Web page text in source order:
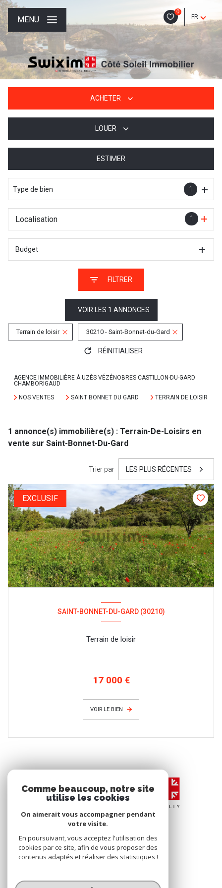
0
FR
MENU
ACHETER
De l'immo pro
LOUER
De l'immo pro
ESTIMER
Type de bien 1
1
Localisation
Budget
FILTRER
VOIR LES 1 ANNONCES
Terrain de loisir 30210 - Saint-Bonnet-du-Gard
RÉINITIALISER
AGENCE IMMOBILIÈRE À UZÈS VÉZÉNOBRES CASTILLON-DU-GARD
CHAMBORIGAUD
NOS VENTES
SAINT BONNET DU GARD TERRAIN DE LOISIR
1 annonce(s) immobilière(s) : Terrain-De-Loisirs en
vente sur Saint-Bonnet-Du-Gard
Trier par LES PLUS RÉCENTES
EXCLUSIF
SAINT-BONNET-DU-GARD (30210)
Terrain de loisir
17 000 €
VOIR LE BIEN
© 2026 | Tous droits réservés
Comme beaucoup, notre site
utilise les cookies
On aimerait vous accompagner pendant
votre visite.
En poursuivant, vous acceptez l'utilisation des
cookies par ce site, afin de vous proposer des
contenus adaptés et réaliser des statistiques !